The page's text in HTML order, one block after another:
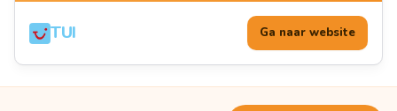
TUI Ga naar website